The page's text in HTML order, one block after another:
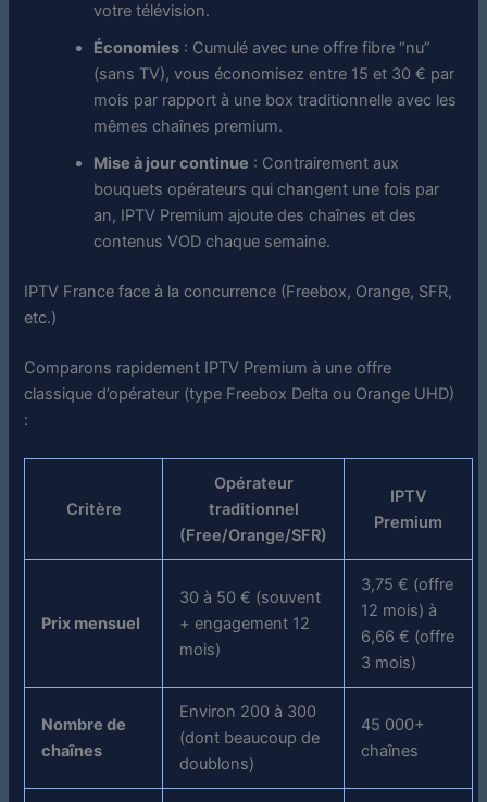
votre télévision.
Économies : Cumulé avec une offre fibre “nu”
(sans TV), vous économisez entre 15 et 30 € par
mois par rapport à une box traditionnelle avec les
mêmes chaînes premium.
Mise à jour continue : Contrairement aux
bouquets opérateurs qui changent une fois par
an, IPTV Premium ajoute des chaînes et des
contenus VOD chaque semaine.
IPTV Franceface à la concurrence (Freebox, Orange, SFR,
etc.)
Comparons rapidement IPTV Premium à une offre
classique d’opérateur (type Freebox Delta ou Orange UHD)
:
Critère
Opérateur
traditionnel
(Free/Orange/SFR)
IPTV
Premium
Prix mensuel
30 à 50 € (souvent
+ engagement 12
mois)
3,75 € (offre
12 mois) à
6,66 € (offre
3 mois)
Nombre de
chaînes
Environ 200 à 300
(dont beaucoup de
doublons)
45 000+
chaînes